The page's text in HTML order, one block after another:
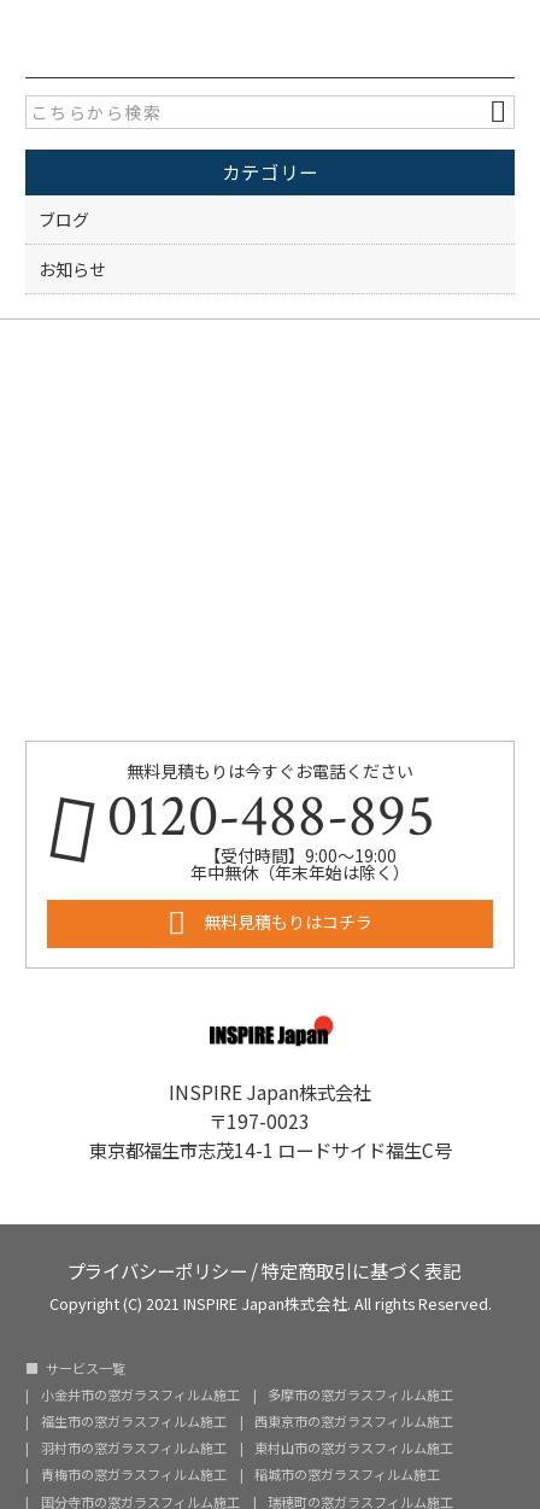
e
b
o
o
k
er
カテゴリー
ブログ
お知らせ
無料見積もりは今すぐお電話ください
0120-488-895
【受付時間】9:00～19:00
年中無休（年末年始は除く）
無料見積もりはコチラ
INSPIRE Japan株式会社
〒197-0023
東京都福生市志茂14-1 ロードサイド福生C号
プライバシーポリシー /特定商取引に基づく表記
Copyright (C) 2021 INSPIRE Japan株式会社. All rights Reserved.
サービス一覧
小金井市の窓ガラスフィルム施工
多摩市の窓ガラスフィルム施工
福生市の窓ガラスフィルム施工
西東京市の窓ガラスフィルム施工
羽村市の窓ガラスフィルム施工
東村山市の窓ガラスフィルム施工
青梅市の窓ガラスフィルム施工
稲城市の窓ガラスフィルム施工
国分寺市の窓ガラスフィルム施工
瑞穂町の窓ガラスフィルム施工